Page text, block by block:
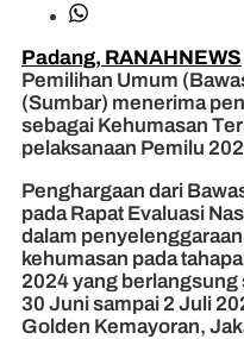
Padang, RANAHNEWS
Pemilihan Umum
(Sumbar) menerima
sebagai Kehumasan
pelaksanaan Pemilu
Penghargaan dari
pada Rapat Evaluasi
dalam
kehumasan pada
2024 yang berlangsung
30 Juni sampai 2 Juli
Golden Kemayoran,